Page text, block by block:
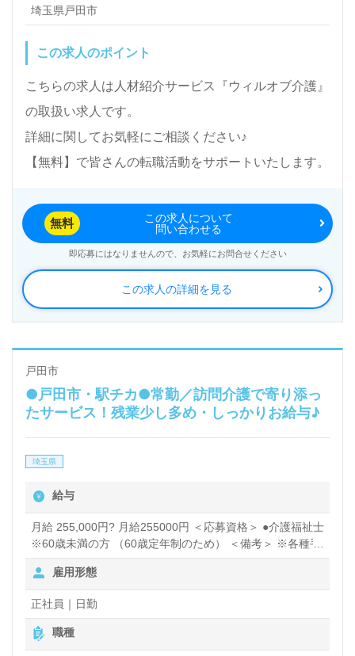
埼玉県戸田市
この求人のポイント
こちらの求人は人材紹介サービス『ウィルオブ介護』
の取扱い求人です。
詳細に関してお気軽にご相談ください♪
【無料】で皆さんの転職活動をサポートいたします。
この求人の詳細を見る
無料
この求人について
問い合わせる
即応募にはなりませんので、お気軽にお問合せください
戸田市
●戸田市・駅チカ●常勤／訪問介護で寄り添っ
たサービス！残業少し多め・しっかりお給与♪
埼玉県
給与
月給 255,000円? 月給255000円 ＜応募資格＞ ●介護福祉士
※60歳未満の方 （60歳定年制のため） ＜備考＞ ※各種手
当含む ※経験等により加算があります。 「基本給」
191,000円～ ・主任：195,000円～ 【給与ベース】 「月
給」255,000円～ ・基本給：191,000円～ +資格手当：
15,000円 +通信手当：5,000円 +固定残業手当：44,000円
～ ※◇手当は該当者別途支給 ≪手当詳細≫ ◆資格手当 ・
介護福祉士：15,000円/月 ◆通信手当：5,000円/月 ◆固定
雇用形態
正社員｜日勤
職種